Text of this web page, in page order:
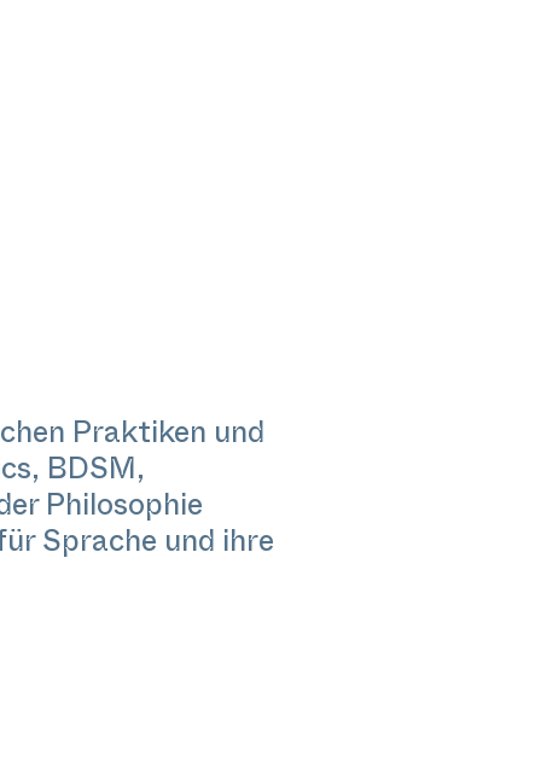
Praktiken und
BDSM,
Philosophie
Sprache und ihre